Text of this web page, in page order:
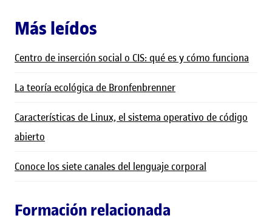
Más leídos
Centro de inserción social o CIS: qué es y cómo funciona
La teoría ecológica de Bronfenbrenner
Características de Linux, el sistema operativo de código
abierto
Conoce los siete canales del lenguaje corporal
Formación relacionada